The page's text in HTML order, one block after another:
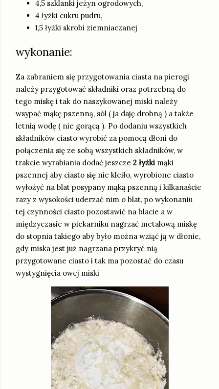
4,5 szklanki jeżyn ogrodowych,
4 łyżki cukru pudru,
1,5 łyżki skrobi ziemniaczanej
wykonanie:
Za zabraniem się przygotowania ciasta na pierogi
należy przygotować składniki oraz potrzebną do
tego miskę i tak do naszykowanej miski należy
wsypać mąkę pszenną, sól ( ja daję drobną ) a także
letnią wodę ( nie gorącą ). Po dodaniu wszystkich
składników ciasto wyrobić za pomocą dłoni do
połączenia się ze sobą wszystkich składników, w
trakcie wyrabiania dodać jeszcze 2 łyżki mąki
pszennej aby ciasto się nie kleiło, wyrobione ciasto
wyłożyć na blat posypany mąką pszenną i kilkanaście
razy z wysokości uderzać nim o blat, po wykonaniu
tej czynności ciasto pozostawić na blacie a w
międzyczasie w piekarniku nagrzać metalową miskę
do stopnia takiego aby było można wziąć ją w dłonie,
gdy miska jest już nagrzana przykryć nią
przygotowane ciasto i tak ma pozostać do czasu
wystygnięcia owej miski